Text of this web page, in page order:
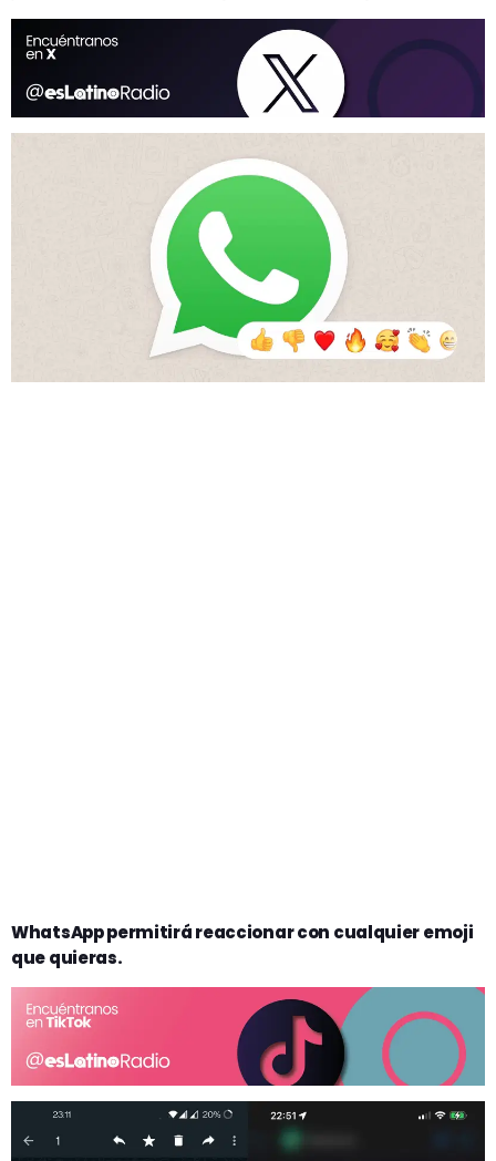
WhatsApp permitirá reaccionar con cualquier emoji
que quieras.